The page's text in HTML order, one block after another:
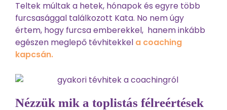
Teltek múltak a hetek, hónapok és egyre több
furcsasággal találkozott Kata. No nem úgy
értem, hogy furcsa emberekkel, hanem inkább
egészen meglepő tévhitekkel a coaching
kapcsán.
Nézzük mik a toplistás félreértések